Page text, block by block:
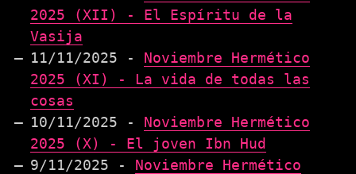
2025 (XII) - El Espíritu de la
Vasija
11/11/2025 - Noviembre Hermético
2025 (XI) - La vida de todas las
cosas
10/11/2025 - Noviembre Hermético
2025 (X) - El joven Ibn Hud
9/11/2025 - Noviembre Hermético